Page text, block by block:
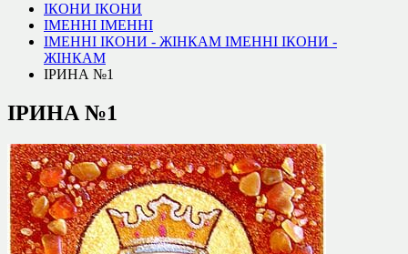
ІКОНИ ІКОНИ
ІМЕННІ ІМЕННІ
ІМЕННІ ІКОНИ - ЖІНКАМ ІМЕННІ ІКОНИ -
ЖІНКАМ
ІРИНА №1
ІРИНА №1